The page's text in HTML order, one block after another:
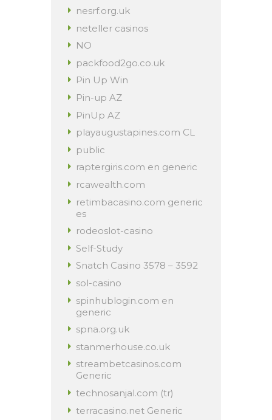
nesrf.org.uk
neteller casinos
NO
packfood2go.co.uk
Pin Up Win
Pin-up AZ
PinUp AZ
playaugustapines.com CL
public
raptergiris.com en generic
rcawealth.com
retimbacasino.com generic
es
rodeoslot-casino
Self-Study
Snatch Casino 3578 – 3592
sol-casino
spinhublogin.com en
generic
spna.org.uk
stanmerhouse.co.uk
streambetcasinos.com
Generic
technosanjal.com (tr)
terracasino.net Generic